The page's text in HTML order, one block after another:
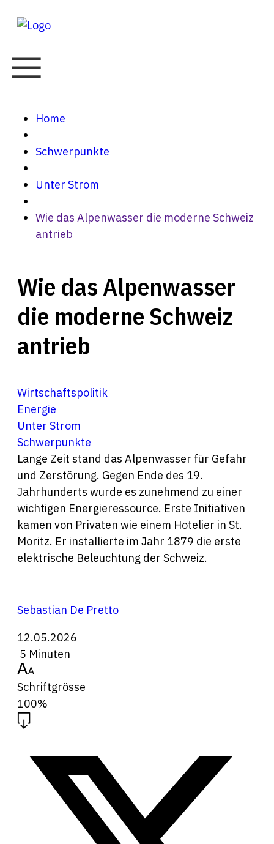
Home
Schwerpunkte
Unter Strom
Wie das Alpenwasser die moderne Schweiz
antrieb
Wie das Alpenwasser
die moderne Schweiz
antrieb
Wirtschaftspolitik
Energie
Unter Strom
Schwerpunkte
Lange Zeit stand das Alpenwasser für Gefahr
und Zerstörung. Gegen Ende des 19.
Jahrhunderts wurde es zunehmend zu einer
wichtigen Energieressource. Erste Initiativen
kamen von Privaten wie einem Hotelier in St.
Moritz. Er installierte im Jahr 1879 die erste
elektrische Beleuchtung der Schweiz.
Sebastian De Pretto
12.05.2026
5 Minuten
Schriftgrösse
100%